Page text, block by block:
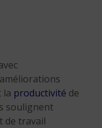
la productivité de
soulignent
de travail